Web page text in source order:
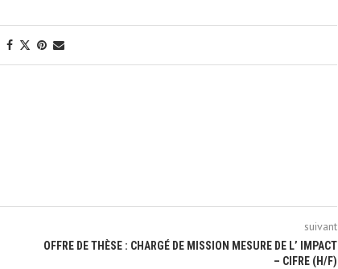
suivant
OFFRE DE THÈSE : CHARGÉ DE MISSION MESURE DE L’ IMPACT
– CIFRE (H/F)